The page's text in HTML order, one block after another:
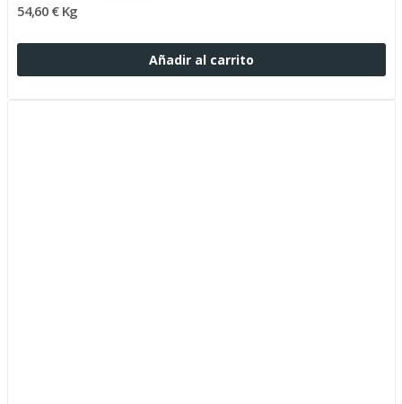
54,60 € Kg
Añadir al carrito